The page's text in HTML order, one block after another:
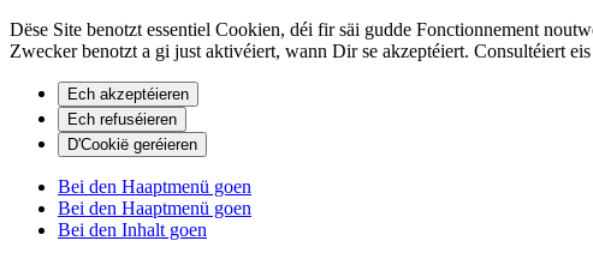
Dëse Site benotzt essentiel Cookien, déi fir säi gudde Fonctionnement
Zwecker benotzt a gi just aktivéiert, wann Dir se akzeptéiert. Consultéiert eis
Ech akzeptéieren
Ech refuséieren
D'Cookië geréieren
Bei den Haaptmenü goen
Bei den Haaptmenü goen
Bei den Inhalt goen